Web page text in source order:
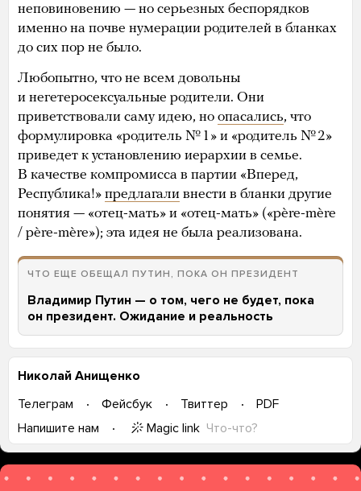
неповиновению — но серьезных беспорядков
именно на почве нумерации родителей в бланках
до сих пор не было.
Любопытно, что не всем довольны
и негетеросексуальные родители. Они
приветствовали саму идею, но опасались, что
формулировка «родитель № 1» и «родитель № 2»
приведет к установлению иерархии в семье.
В качестве компромисса в партии «Вперед,
Республика!» предлагали внести в бланки другие
понятия — «отец-мать» и «отец-мать» («père-mère
/ père-mère»); эта идея не была реализована.
ЧТО ЕЩЕ ОБЕЩАЛ ПУТИН, ПОКА ОН ПРЕЗИДЕНТ
Владимир Путин — о том, чего не будет, пока
он президент. Ожидание и реальность
Николай Анищенко
Телеграм
Фейсбук Твиттер
PDF
Напишите нам
Magic link Что-что?